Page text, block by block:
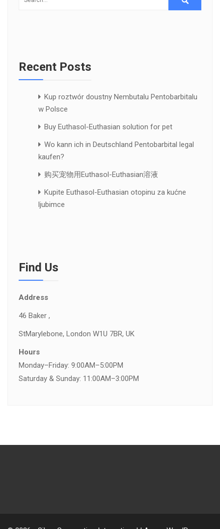
Recent Posts
Kup roztwór doustny Nembutalu Pentobarbitalu
w Polsce
Buy Euthasol-Euthasian solution for pet
Wo kann ich in Deutschland Pentobarbital legal
kaufen?
购买宠物用Euthasol-Euthasian溶液
Kupite Euthasol-Euthasian otopinu za kućne
ljubimce
Find Us
Address
46 Baker ,
StMarylebone, London W1U 7BR, UK
Hours
Monday–Friday: 9:00AM–5:00PM
Saturday & Sunday: 11:00AM–3:00PM